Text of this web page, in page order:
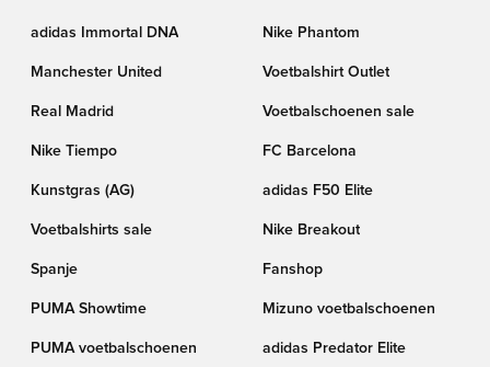
adidas Immortal DNA Nike Phantom
Manchester United Voetbalshirt Outlet
Real Madrid Voetbalschoenen sale
Nike Tiempo FC Barcelona
Kunstgras (AG) adidas F50 Elite
Voetbalshirts sale Nike Breakout
Spanje Fanshop
PUMA Showtime Mizuno voetbalschoenen
PUMA voetbalschoenen adidas Predator Elite